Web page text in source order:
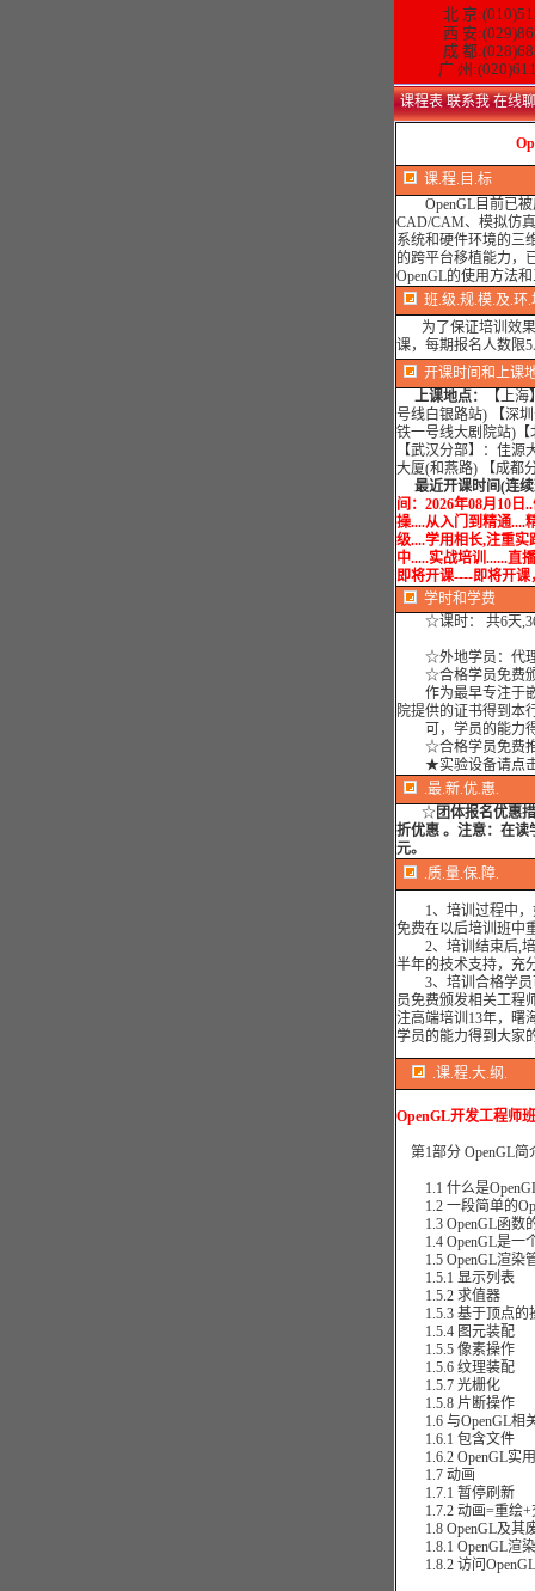
北 京
西 安
成 都
广 州
课程表 联系我 在线聊
课.程.目.标
OpenGL目前已被
CAD/CAM、模拟仿
系统和硬件环境的三
的跨平台移植能力，
OpenGL的使用方法
班.级.规.模.及.环.
为了保证培训效果
课，每期报名人数限
开课时间和上课
上课地点：
【上
号线白银路站) 【深
铁一号线大剧院站)
【武汉分部】：佳
大厦(和燕路) 【成都
最近开课时间(连续
间：2026年08月10日
操....从入门到精通....
级....学用相长,注重
中.....实战培训......直
即将开课----即将开课
学时和学费
☆课时： 共6天
☆外地学员：代理
☆合格学员免费颁
作为最早专注于嵌
院提供的证书得到本
可，学员的能力得
☆合格学员免费
★实验设备请点
.最.新.优.惠.
☆ 团体报名优惠
折优惠 。注意：在读
元。
.质.量.保.障.
1、培训过程中，
免费在以后培训班中
2、培训结束后,培
半年的技术支持，充
3、培训合格学员
员免费颁发相关工程
注高端培训13年，曙
学员的能力得到大家
.课.程.大.纲.
OpenGL开发工程师班
第1部分 OpenGL简
1.1 什么是
1.2 一段简单的
1.3 OpenGL函数
1.4 OpenGL是一
1.5 OpenGL渲染
1.5.1 显示列表
1.5.2 求值器
1.5.3 基于顶点的
1.5.4 图元装配
1.5.5 像素操作
1.5.6 纹理装配
1.5.7 光栅化
1.5.8 片断操作
1.6 与OpenGL相
1.6.1 包含文件
1.6.2 OpenGL实用
1.7 动画
1.7.1 暂停刷新
1.7.2 动画=重绘+
1.8 OpenGL及其
1.8.1 OpenGL渲
1.8.2 访问